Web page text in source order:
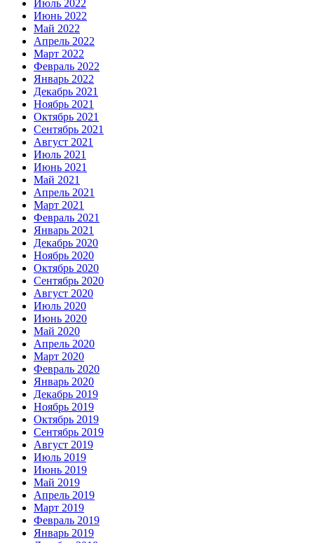
Июль 2022
Июнь 2022
Май 2022
Апрель 2022
Март 2022
Февраль 2022
Январь 2022
Декабрь 2021
Ноябрь 2021
Октябрь 2021
Сентябрь 2021
Август 2021
Июль 2021
Июнь 2021
Май 2021
Апрель 2021
Март 2021
Февраль 2021
Январь 2021
Декабрь 2020
Ноябрь 2020
Октябрь 2020
Сентябрь 2020
Август 2020
Июль 2020
Июнь 2020
Май 2020
Апрель 2020
Март 2020
Февраль 2020
Январь 2020
Декабрь 2019
Ноябрь 2019
Октябрь 2019
Сентябрь 2019
Август 2019
Июль 2019
Июнь 2019
Май 2019
Апрель 2019
Март 2019
Февраль 2019
Январь 2019